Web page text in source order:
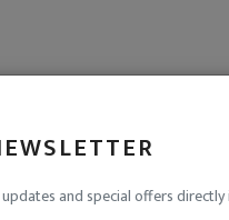
and special offers